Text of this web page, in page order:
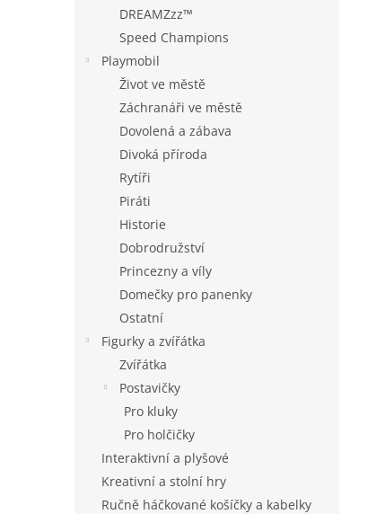
DREAMZzz™
Speed Champions
Playmobil
Život ve městě
Záchranáři ve městě
Dovolená a zábava
Divoká příroda
Rytíři
Piráti
Historie
Dobrodružství
Princezny a víly
Domečky pro panenky
Ostatní
Figurky a zvířátka
Zvířátka
Postavičky
Pro kluky
Pro holčičky
Interaktivní a plyšové
Kreativní a stolní hry
Ručně háčkované košíčky a kabelky